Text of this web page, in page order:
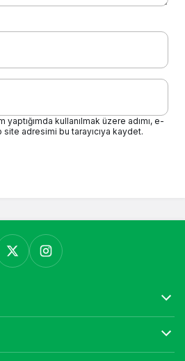
kullanılmak üzere adımı, e-
adresimi bu tarayıcıya kaydet.